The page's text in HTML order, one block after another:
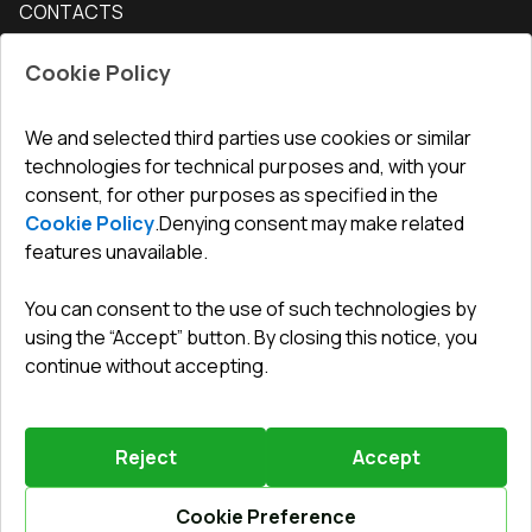
Interior doors
How to measure windows
For companies, cooperation
Conditions for returning goods
Guarantee
CONTACTS
undefined(undefined)
info@toptechnik.com.pl
Polityka prywatności
REGULAMIN
©2026.All right reserved.Powered byVitrager.com.
Report a problem?
Cookie Policy
We and selected third parties use cookies or similar
technologies for technical purposes and, with your
consent, for other purposes as specified in the
Cookie Policy.Denying consent may make related
features unavailable.
You can consent to the use of such technologies by
using the “Accept” button. By closing this notice, you
continue without accepting.
Reject Accept
Cookie Preference